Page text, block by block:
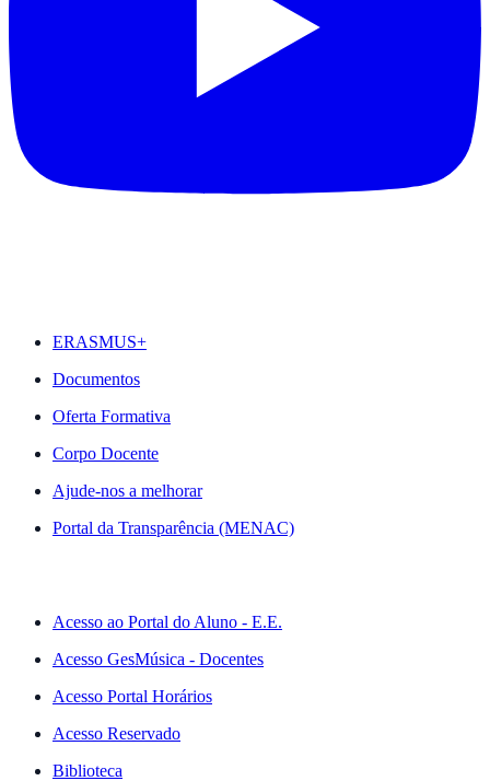
ERASMUS+
Documentos
Oferta Formativa
Corpo Docente
Ajude-nos a melhorar
Portal da Transparência (MENAC)
Acesso ao Portal do Aluno - E.E.
Acesso GesMúsica - Docentes
Acesso Portal Horários
Acesso Reservado
Biblioteca